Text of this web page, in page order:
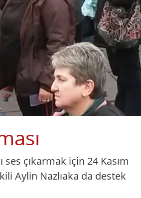
çıkarmak için 24 Kasım
Aylin Nazlıaka da destek